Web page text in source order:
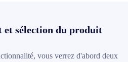
sélection du produit
vous verrez d'abord deux